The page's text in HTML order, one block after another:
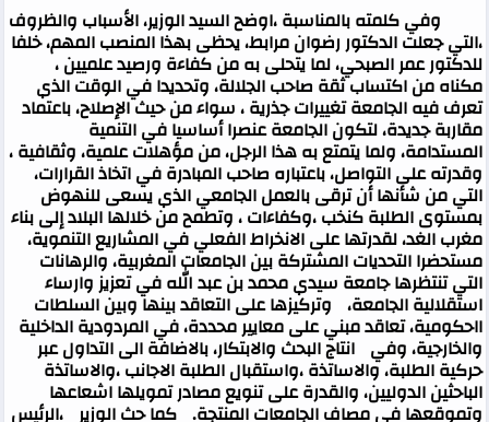
وفي كلمته بالمناسبة ،اوضح السيد الوزير، الأسباب والظروف
،التي جعلت الدكتور رضوان مرابط، يحظى بهذا المنصب المهم، خلفا
للدكتور عمر الصبحي، لما يتحلى به من كفاءة ورصيد علميين ،
مكناه من اكتساب ثقة صاحب الجلالة، وتحديدا في الوقت الذي
تعرف فيه الجامعة تغييرات جذرية ، سواء من حيث الإصلاح، باعتماد
مقاربة جديدة، لتكون الجامعة عنصرا أساسيا في التنمية
المستدامة، ولما يتمتع به هذا الرجل، من مؤهلات علمية، وثقافية ،
وقدرته على التواصل، باعتباره صاحب المبادرة في اتخاذ القرارات،
التي من شأنها أن ترقى بالعمل الجامعي الذي يسعى للنهوض
بمستوى الطلبة كنخب ،وكفاءات ، وتطمح من خلالها البلاد إلى بناء
مغرب الغد، لقدرتها على الانخراط الفعلي في المشاريع التنموية،
مستحضرا التحديات المشتركة بين الجامعات المغربية، والرهانات
التي تنتظرها جامعة سيدي محمد بن عبد الله في تعزيز وارساء
استقلالية الجامعة، وتركيزها على التعاقد بينها وبين السلطات
ااحكومية، تعاقد مبني على معايير محددة، في المردودية الداخلية
والخارجية، وفي انتاج البحث والابتكار، بالاضافة الى التداول عبر
حركية الطلبة، والاساتذة ،واستقبال الطلبة الاجانب ،والاساتذة
الباحثين الدوليين، والقدرة على تنويع مصادر تمويلها اشعاعها
وتموقعها في مصاف الجامعات المنتجة. كما حث الوزير ،الرئيس